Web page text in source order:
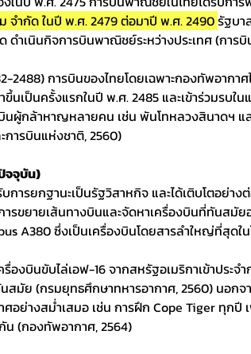
จำกัด ในปี พ.ศ. 2479 ต่อมาปี พ.ศ. 2490 รัฐบา
ดำเนินกิจการบินพาณิชย์ระหว่างประเทศ (การบิ
2488) การบินของไทยโดยเฉพาะกองทัพอาก
นเป็นครั้งแรกในปี พ.ศ. 2485 และเข้าร่วมรบใ
บินผู้กล้าหาญหลายคน เช่น พันโทหลวงสินาดฯ
ารบินแห่งชาติ, 2560)
จจุบัน)
การยกฐานะเป็นรัฐวิสาหกิจ และได้เติบโตอย่า
ารขยายเส้นทางบินและจัดหาเครื่องบินที่ทันสมัย
A380 ซึ่งเป็นเครื่องบินโดยสารลำใหญ่ที่สุดใ
องบินขับไล่เอฟ-16 จากสหรัฐอเมริกาเข้าประจำ
สมัย (กรมยุทธศึกษาทหารอากาศ, 2560) นอก
อย่างสม่ำเสมอ เช่น การฝึก Cope Tiger ทุกปี
น (กองทัพอากาศ, 2564)